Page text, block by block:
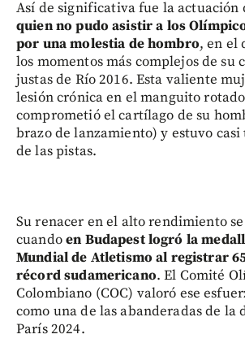
Así de significativa fue la actuación
quien no pudo asistir a los
por una molestia de hombro, en el
los momentos más complejos de su
justas de Río 2016. Esta valiente
lesión crónica en el manguito
comprometió el cartílago de su
brazo de lanzamiento) y estuvo casi
de las pistas.
Su renacer en el alto rendimiento
cuandoen Budapest logró la
Mundial de Atletismo al registrar
récord sudamericano. El Comité
Colombiano (COC) valoró ese
como una de las abanderadas de la
París 2024.